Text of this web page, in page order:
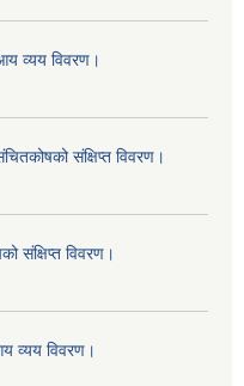
व्यय विवरण।
संक्षिप्त विवरण।
संक्षिप्त विवरण।
व्यय विवरण।